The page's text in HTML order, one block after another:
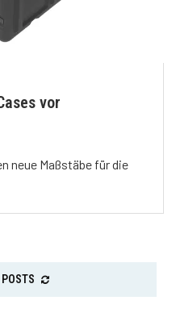
vor
neue Maßstäbe für die